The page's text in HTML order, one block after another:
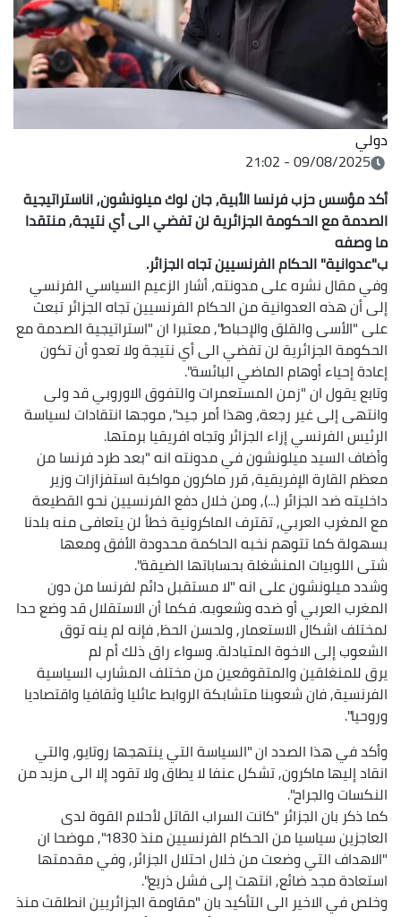
دولي
09/08/2025 - 21:02
أكد مؤسس حزب فرنسا الأبية, جان لوك ميلونشون, اناستراتيجية
الصدمة مع الحكومة الجزائرية لن تفضي الى أي نتيجة, منتقدا
ما وصفه
ب"عدوانية" الحكام الفرنسيين تجاه الجزائر.
وفي مقال نشره على مدونته، أشار الزعيم السياسي الفرنسي
إلى أن هذه العدوانية من الحكام الفرنسيين تجاه الجزائر تبعث
على "الأسى والقلق والإحباط", معتبرا ان "استراتيجية الصدمة مع
الحكومة الجزائرية لن تفضي الى أي نتيجة ولا تعدو أن تكون
إعادة إحياء أوهام الماضي البائسة".
وتابع يقول ان "زمن المستعمرات والتفوق الاوروبي قد ولى
وانتهى إلى غير رجعة، وهذا أمر جيد", موجها انتقادات لسياسة
الرئيس الفرنسي إزاء الجزائر وتجاه افريقيا برمتها.
وأضاف السيد ميلونشون في مدونته انه "بعد طرد فرنسا من
معظم القارة الإفريقية, قرر ماكرون مواكبة استفزازات وزير
داخليته ضد الجزائر (...), ومن خلال دفع الفرنسيين نحو القطيعة
مع المغرب العربي, تقترف الماكرونية خطأ لن يتعافى منه بلدنا
بسهولة كما تتوهم نخبه الحاكمة محدودة الأفق ومعها
شتى اللوبيات المنشغلة بحساباتها الضيقة".
وشدد ميلونشون على انه "لا مستقبل دائم لفرنسا من دون
المغرب العربي أو ضده وشعوبه. فكما أن الاستقلال قد وضع حدا
لمختلف اشكال الاستعمار, ولحسن الحظ, فإنه لم ينه توق
الشعوب إلى الاخوة المتبادلة. وسواء راق ذلك أم لم
يرق للمنغلقين والمتقوقعين من مختلف المشارب السياسية
الفرنسية, فان شعوبنا متشابكة الروابط عائليا وثقافيا واقتصاديا
وروحيا".
وأكد في هذا الصدد ان"السياسة التي ينتهجها روتايو، والتي
انقاد إليها ماكرون, تشكل عنفا لا يطاق ولا تقود إلا الى مزيد من
النكسات والجراح".
كما ذكر بان الجزائر "كانت السراب القاتل لأحلام القوة لدى
العاجزين سياسيا من الحكام الفرنسيين منذ 1830", موضحا ان
"الاهداف التي وضعت من خلال احتلال الجزائر, وفي مقدمتها
استعادة مجد ضائع, انتهت إلى فشل ذريع".
وخلص في الاخير الى التأكيد بان "مقاومة الجزائريين انطلقت منذ